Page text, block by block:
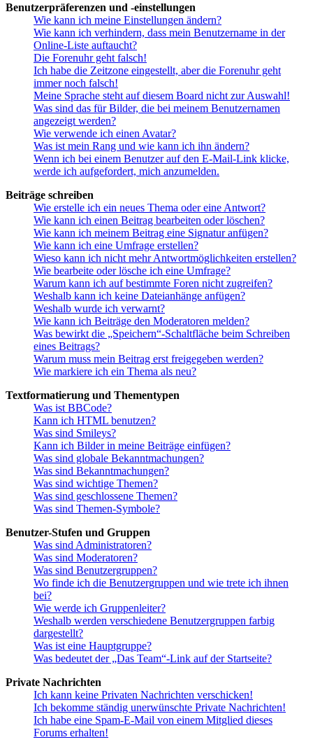
Benutzerpräferenzen und -einstellungen
Wie kann ich meine Einstellungen ändern?
Wie kann ich verhindern, dass mein Benutzername in der
Online-Liste auftaucht?
Die Forenuhr geht falsch!
Ich habe die Zeitzone eingestellt, aber die Forenuhr geht
immer noch falsch!
Meine Sprache steht auf diesem Board nicht zur Auswahl!
Was sind das für Bilder, die bei meinem Benutzernamen
angezeigt werden?
Wie verwende ich einen Avatar?
Was ist mein Rang und wie kann ich ihn ändern?
Wenn ich bei einem Benutzer auf den E-Mail-Link klicke,
werde ich aufgefordert, mich anzumelden.
Beiträge schreiben
Wie erstelle ich ein neues Thema oder eine Antwort?
Wie kann ich einen Beitrag bearbeiten oder löschen?
Wie kann ich meinem Beitrag eine Signatur anfügen?
Wie kann ich eine Umfrage erstellen?
Wieso kann ich nicht mehr Antwortmöglichkeiten erstellen?
Wie bearbeite oder lösche ich eine Umfrage?
Warum kann ich auf bestimmte Foren nicht zugreifen?
Weshalb kann ich keine Dateianhänge anfügen?
Weshalb wurde ich verwarnt?
Wie kann ich Beiträge den Moderatoren melden?
Was bewirkt die „Speichern“-Schaltfläche beim Schreiben
eines Beitrags?
Warum muss mein Beitrag erst freigegeben werden?
Wie markiere ich ein Thema als neu?
Textformatierung und Thementypen
Was ist BBCode?
Kann ich HTML benutzen?
Was sind Smileys?
Kann ich Bilder in meine Beiträge einfügen?
Was sind globale Bekanntmachungen?
Was sind Bekanntmachungen?
Was sind wichtige Themen?
Was sind geschlossene Themen?
Was sind Themen-Symbole?
Benutzer-Stufen und Gruppen
Was sind Administratoren?
Was sind Moderatoren?
Was sind Benutzergruppen?
Wo finde ich die Benutzergruppen und wie trete ich ihnen
bei?
Wie werde ich Gruppenleiter?
Weshalb werden verschiedene Benutzergruppen farbig
dargestellt?
Was ist eine Hauptgruppe?
Was bedeutet der „Das Team“-Link auf der Startseite?
Private Nachrichten
Ich kann keine Privaten Nachrichten verschicken!
Ich bekomme ständig unerwünschte Private Nachrichten!
Ich habe eine Spam-E-Mail von einem Mitglied dieses
Forums erhalten!